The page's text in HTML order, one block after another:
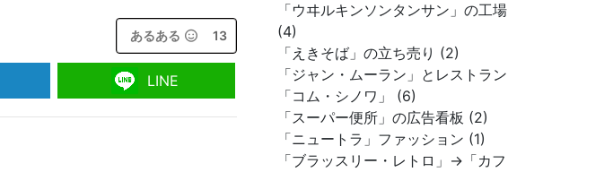
あるある 13
LINE
「ウヰルキンソンタンサン」の工場
(4)
「えきそば」の立ち売り (2)
「ジャン・ムーラン」とレストラン
「コム・シノワ」 (6)
「スーパー便所」の広告看板 (2)
「ニュートラ」ファッション (1)
「ブラッスリー・レトロ」→「カフ